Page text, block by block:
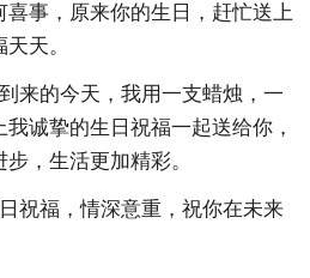
事，原来你的生日，赶忙送上
天。
来的今天，我用一支蜡烛，一
诚挚的生日祝福一起送给你，
，生活更加精彩。
祝福，情深意重，祝你在未来